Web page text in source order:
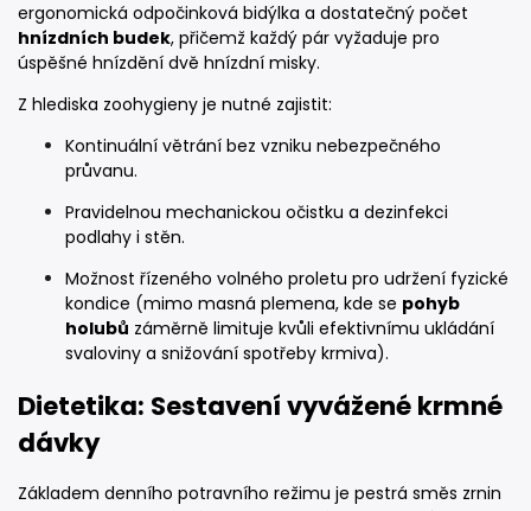
ergonomická odpočinková bidýlka a dostatečný počet
hnízdních budek, přičemž každý pár vyžaduje pro
úspěšné hnízdění dvě hnízdní misky.
Z hlediska zoohygieny je nutné zajistit:
Kontinuální větrání bez vzniku nebezpečného
průvanu.
Pravidelnou mechanickou očistku a dezinfekci
podlahy i stěn.
Možnost řízeného volného proletu pro udržení fyzické
kondice (mimo masná plemena, kde se pohyb
holubů záměrně limituje kvůli efektivnímu ukládání
svaloviny a snižování spotřeby krmiva).
Dietetika: Sestavení vyvážené krmné
dávky
Základem denního potravního režimu je pestrá směs zrnin